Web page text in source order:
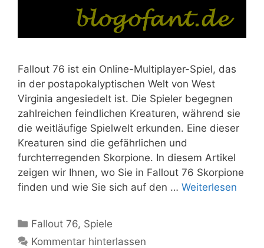
Fallout 76 ist ein Online-Multiplayer-Spiel, das
in der postapokalyptischen Welt von West
Virginia angesiedelt ist. Die Spieler begegnen
zahlreichen feindlichen Kreaturen, während sie
die weitläufige Spielwelt erkunden. Eine dieser
Kreaturen sind die gefährlichen und
furchterregenden Skorpione. In diesem Artikel
zeigen wir Ihnen, wo Sie in Fallout 76 Skorpione
finden und wie Sie sich auf den … Weiterlesen
Kategorien
Fallout 76, Spiele
Kommentar hinterlassen